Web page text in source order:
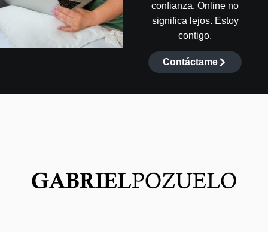
confianza. Online no
significa lejos. Estoy
contigo.
Contáctame